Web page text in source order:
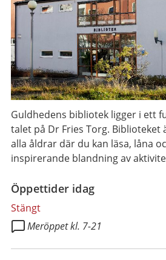
Guldhedens bibliotek ligger i ett
talet på Dr Fries Torg.
alla åldrar där du kan läsa, låna
inspirerande blandning av
Öppettider idag
Stängt
Meröppet kl. 7-21